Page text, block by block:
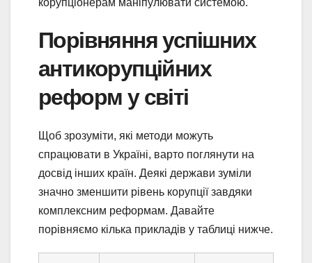
Порівняння успішних
антикорупційних
реформ у світі
Щоб зрозуміти, які методи можуть
спрацювати в Україні, варто поглянути на
досвід інших країн. Деякі держави зуміли
значно зменшити рівень корупції завдяки
комплексним реформам. Давайте
порівняємо кілька прикладів у таблиці нижче.